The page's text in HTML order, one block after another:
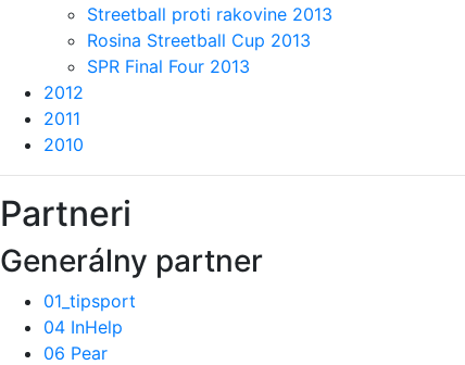
Streetball proti rakovine 2013
Rosina Streetball Cup 2013
SPR Final Four 2013
2012
2011
2010
Partneri
Generálny partner
01_tipsport
04 InHelp
06 Pear